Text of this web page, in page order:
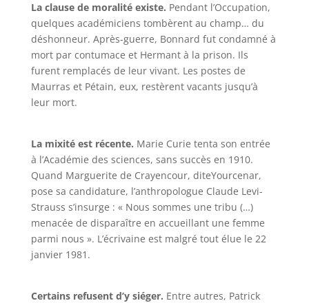
La clause de moralité existe. Pendant l’Occupation,
quelques académiciens tombèrent au champ… du
déshonneur. Après-guerre, Bonnard fut condamné à
mort par contumace et Hermant à la prison. Ils
furent remplacés de leur vivant. Les postes de
Maurras et Pétain, eux, restèrent vacants jusqu’à
leur mort.
La mixité est récente. Marie Curie tenta son entrée
à l’Académie des sciences, sans succès en 1910.
Quand Marguerite de Crayencour, diteYourcenar,
pose sa candidature, l’anthropologue Claude Levi-
Strauss s’insurge : « Nous sommes une tribu (…)
menacée de disparaître en accueillant une femme
parmi nous ». L’écrivaine est malgré tout élue le 22
janvier 1981.
Certains refusent d’y siéger. Entre autres, Patrick